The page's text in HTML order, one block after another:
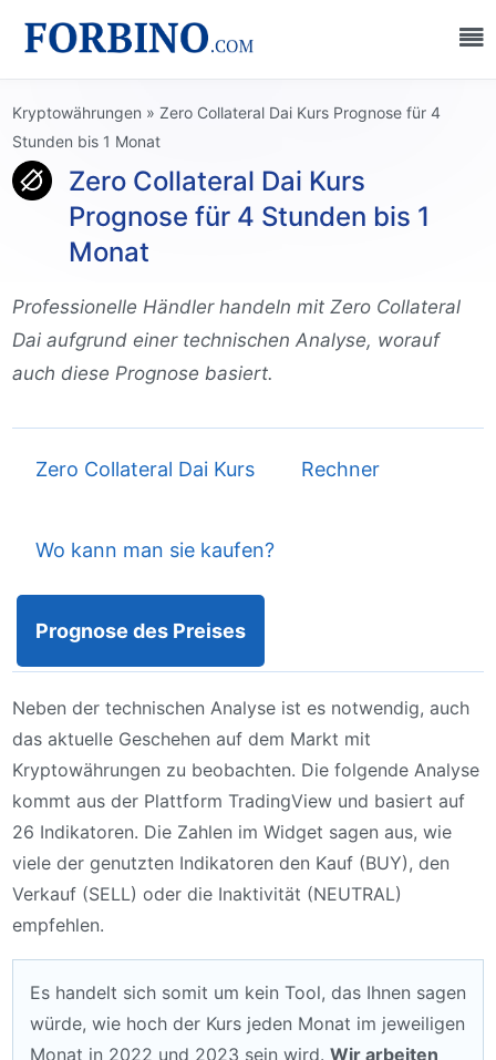
Kryptowährungen » Zero Collateral Dai Kurs Prognose für 4
Stunden bis 1 Monat
Zero Collateral Dai Kurs
Prognose für 4 Stunden bis 1
Monat
Professionelle Händler handeln mit Zero Collateral
Dai aufgrund einer technischen Analyse, worauf
auch diese Prognose basiert.
Zero Collateral Dai Kurs Rechner
Wo kann man sie kaufen?
Prognose des Preises
Neben der technischen Analyse ist es notwendig, auch
das aktuelle Geschehen auf dem Markt mit
Kryptowährungen zu beobachten. Die folgende Analyse
kommt aus der Plattform TradingView und basiert auf
26 Indikatoren. Die Zahlen im Widget sagen aus, wie
viele der genutzten Indikatoren den Kauf (BUY), den
Verkauf (SELL) oder die Inaktivität (NEUTRAL)
empfehlen.
Es handelt sich somit um kein Tool, das Ihnen sagen
würde, wie hoch der Kurs jeden Monat im jeweiligen
Monat in 2022 und 2023 sein wird. Wir arbeiten